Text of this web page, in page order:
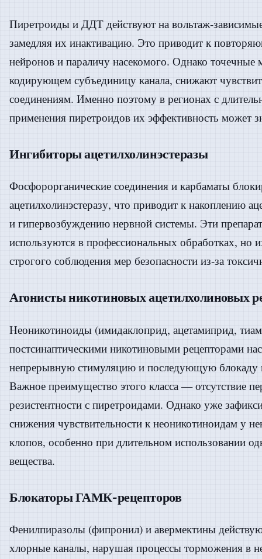
Пиретроиды и ДДТ действуют на вольтаж-
замедляя их инактивацию. Это приводит к
нейронов и параличу насекомого. Однако точечные
кодирующем субъединицу канала, снижают
соединениям. Именно поэтому в регионах с
применения пиретроидов их эффективность может
Ингибиторы ацетилхолинэстеразы
Фосфорорганические соединения и карбаматы
ацетилхолинэстеразу, что приводит к накоплению
и гипервозбуждению нервной системы. Эти
используются в профессиональных обработках, но
строгого соблюдения мер безопасности из-за
Агонисты никотиновых ацетилхолиновых
Неоникотиноиды (имидаклоприд, ацетамиприд,
постсинаптическими никотиновыми рецепторами
непрерывную стимуляцию и последующую блокаду
Важное преимущество этого класса — отсутствие
резистентности с пиретроидами. Однако уже
снижения чувствительности к неоникотиноидам у
клопов, особенно при длительном использовании
вещества.
Блокаторы ГАМК-рецепторов
Фенилпиразолы (фипронил) и авермектины
хлорные каналы, нарушая процессы торможения в